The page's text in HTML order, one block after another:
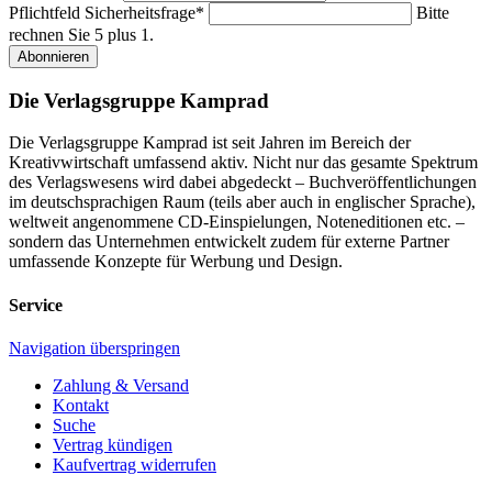
Pflichtfeld Sicherheitsfrage*
Bitte
rechnen Sie 5 plus 1.
Abonnieren
Die Verlagsgruppe Kamprad
Die Verlagsgruppe Kamprad ist seit Jahren im Bereich der
Kreativwirtschaft umfassend aktiv. Nicht nur das gesamte Spektrum
des Verlagswesens wird dabei abgedeckt – Buchveröffentlichungen
im deutschsprachigen Raum (teils aber auch in englischer Sprache),
weltweit angenommene CD-Einspielungen, Noteneditionen etc. –
sondern das Unternehmen entwickelt zudem für externe Partner
umfassende Konzepte für Werbung und Design.
Service
Navigation überspringen
Zahlung & Versand
Kontakt
Suche
Vertrag kündigen
Kaufvertrag widerrufen